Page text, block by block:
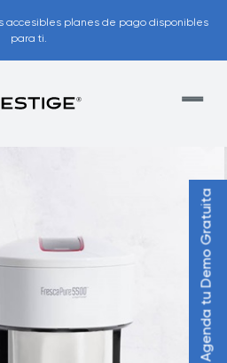
accesibles planes de pago disponibles
para ti.
Agenda tu Demo Gratuita